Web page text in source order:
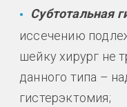
Субтотальная
иссечению
шейку хирург не
данного типа –
гистерэктомия;